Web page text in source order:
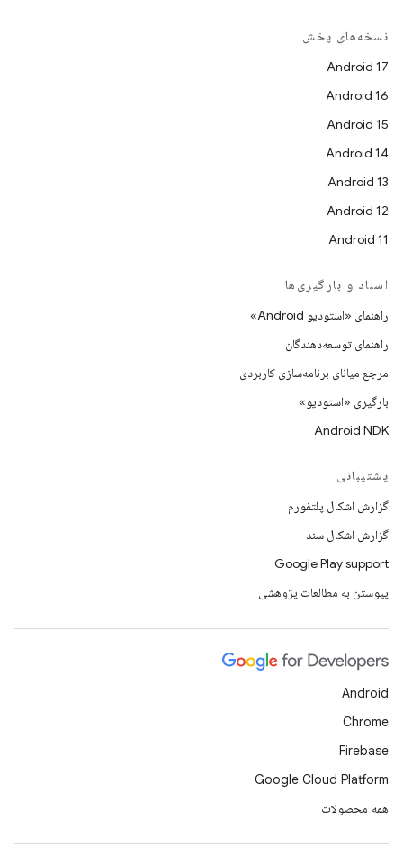
نسخه‌های پخش
Android 17
Android 16
Android 15
Android 14
Android 13
Android 12
Android 11
اسناد و بارگیری‌ها
راهنمای «استودیو Android»
راهنمای توسعه‌دهندگان
مرجع میانای برنامه‌سازی کاربردی
بارگیری «استودیو»
Android NDK
پشتیبانی
گزارش اشکال پلتفورم
گزارش اشکال سند
Google Play support
پیوستن به مطالعات پژوهشی
Android
Chrome
Firebase
Google Cloud Platform
همه محصولات